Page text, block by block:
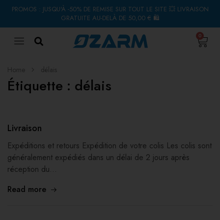
PROMOS : JUSQU'À -50% DE REMISE SUR TOUT LE SITE 💥 LIVRAISON
GRATUITE AU-DELÀ DE 50,00 € 🛍
0
Étiquette : délais
Livraison
Expéditions et retours Expédition de votre colis Les colis sont
généralement expédiés dans un délai de 2 jours après
réception du…
Read more